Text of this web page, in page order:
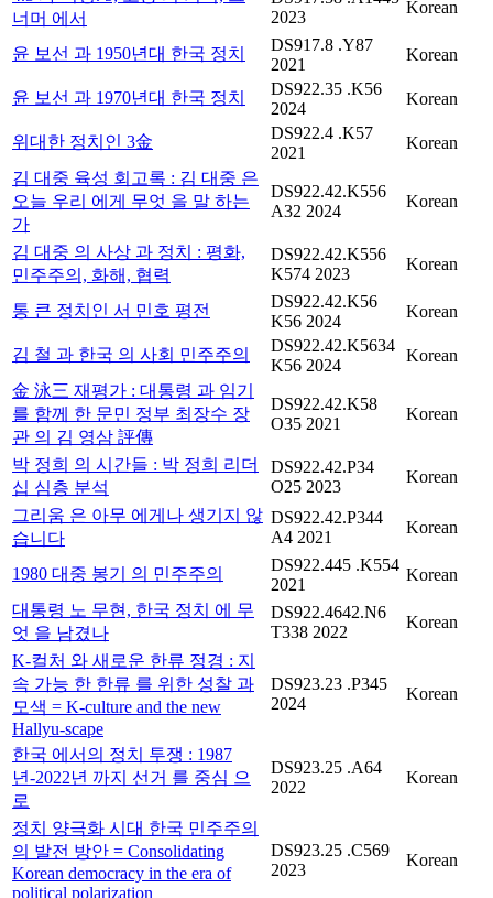
너머 에서
2023
Korean
윤 보선 과 1950년대 한국 정치
DS917.8 .Y87
2021
Korean
윤 보선 과 1970년대 한국 정치
DS922.35 .K56
2024
Korean
위대한 정치인 3金
DS922.4 .K57
2021
Korean
김 대중 육성 회고록 : 김 대중 은
오늘 우리 에게 무엇 을 말 하는
가
DS922.42.K556
A32 2024
Korean
김 대중 의 사상 과 정치 : 평화,
민주주의, 화해, 협력
DS922.42.K556
K574 2023
Korean
통 큰 정치인 서 민호 평전
DS922.42.K56
K56 2024
Korean
김 철 과 한국 의 사회 민주주의
DS922.42.K5634
K56 2024
Korean
金 泳三 재평가 : 대통령 과 임기
를 함께 한 문민 정부 최장수 장
관 의 김 영삼 評傳
DS922.42.K58
O35 2021
Korean
박 정희 의 시간들 : 박 정희 리더
십 심층 분석
DS922.42.P34
O25 2023
Korean
그리움 은 아무 에게나 생기지 않
습니다
DS922.42.P344
A4 2021
Korean
1980 대중 봉기 의 민주주의
DS922.445 .K554
2021
Korean
대통령 노 무현, 한국 정치 에 무
엇 을 남겼나
DS922.4642.N6
T338 2022
Korean
K-컬처 와 새로운 한류 정경 : 지
속 가능 한 한류 를 위한 성찰 과
모색 = K-culture and the new
Hallyu-scape
DS923.23 .P345
2024
Korean
한국 에서의 정치 투쟁 : 1987
년-2022년 까지 선거 를 중심 으
로
DS923.25 .A64
2022
Korean
정치 양극화 시대 한국 민주주의
의 발전 방안 = Consolidating
Korean democracy in the era of
political polarization
DS923.25 .C569
2023
Korean